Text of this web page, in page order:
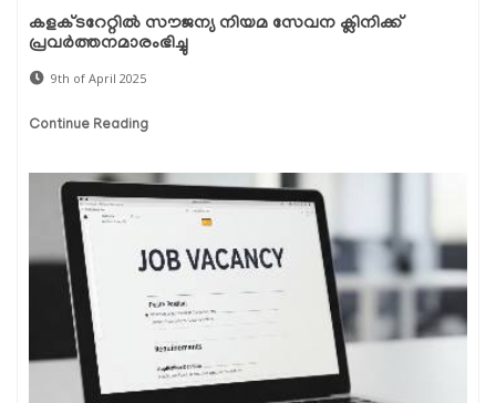
കളക്ടറേറ്റിൽ സൗജന്യ നിയമ സേവന ക്ലിനിക്ക്
പ്രവർത്തനമാരംഭിച്ചു
9th of April 2025
Continue Reading